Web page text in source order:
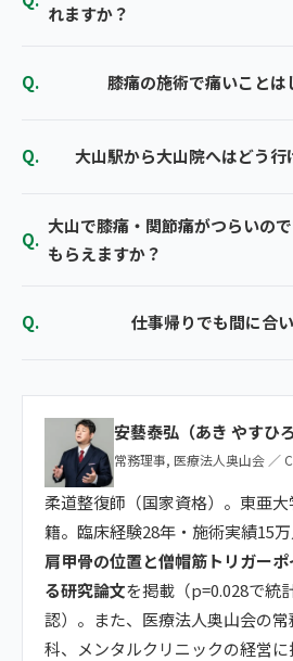
れますか？
膝痛の施術で痛いことは
大山駅から大山院へはどう行
大山で膝痛・関節痛がつらいの
もらえますか？
仕事帰りでも間に合
安藝泰弘（あき やすひろ
常務理事, 医療法人奥山会 ／
柔道整復師（国家資格）。東亜
籍。臨床経験28年・施術実績15
肩甲骨の位置と僧帽筋トリガー
る研究論文を掲載（p=0.028で統
認）。また、医療法人奥山会の
科、メンタルクリニックの経営